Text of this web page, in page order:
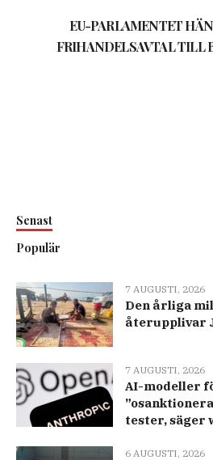
EU-PARLAMENTET
FRIHANDELSAVTAL TILL
Senast
Populär
7 AUGUSTI, 2026
Den årliga
återupplivar
7 AUGUSTI, 2026
AI-modeller
tester, säger
6 AUGUSTI, 2026